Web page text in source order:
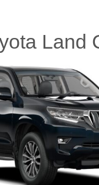
Land